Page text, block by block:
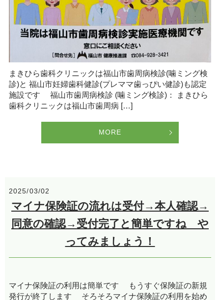
まきひら歯科クリニックは福山市歯周病検診(噛ミング検
診)と 福山市妊婦歯科健診(プレママ歯っぴい健診)も認定
施設です 福山市歯周病検診 (噛ミング検診)： まきひら
歯科クリニックは福山市歯周病 […]
MORE
2025/03/02
マイナ保険証の流れは受付→本人確認→
同意の確認→受付完了と簡単ですね や
ってみましょう！
マイナ保険証の利用は簡単です もうすぐ保険証の新規
発行が終了します そろそろマイナ保険証の利用を始め